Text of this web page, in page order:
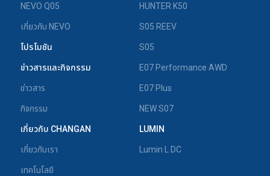
NEVO Q05
เกี่ยวกับ NEVO
โปรโมชัน
ข่าวสารและกิจกรรม
ข่าวสาร
กิจกรรม
เกี่ยวกับ CHANGAN
เกี่ยวกับเรา
เทคโนโลยี
HUNTER K50
S05 REEV
S05
E07 Performance AWD
E07 Plus
NEW S07
LUMIN
Lumin L DC